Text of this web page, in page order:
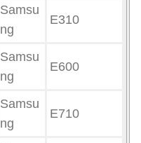
Samsu
ng
E310
Samsu
ng
E600
Samsu
ng
E710